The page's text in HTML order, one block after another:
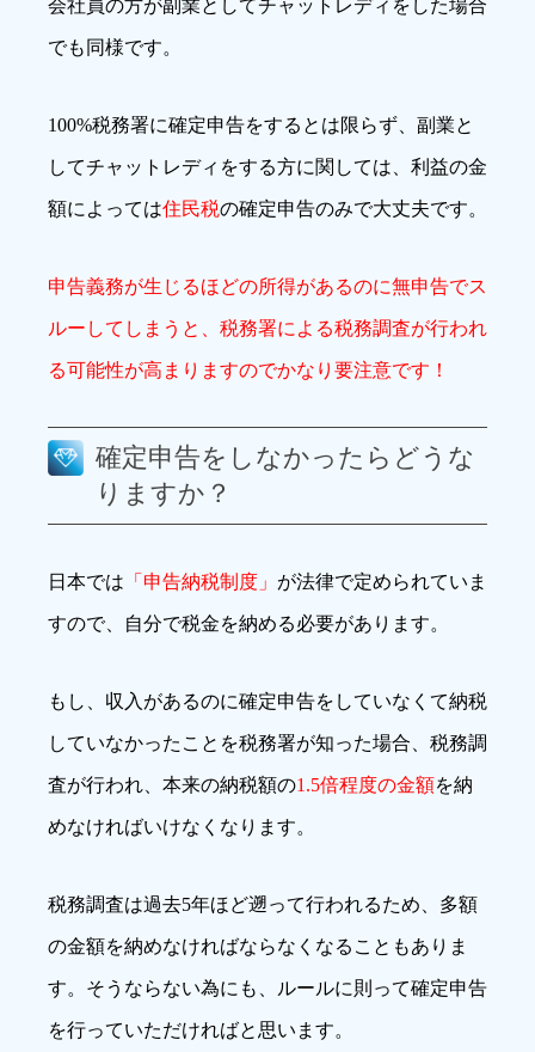
会社員の方が副業としてチャットレディをした場合
でも同様です。
100%税務署に確定申告をするとは限らず、副業と
してチャットレディをする方に関しては、利益の金
額によっては住民税の確定申告のみで大丈夫です。
申告義務が生じるほどの所得があるのに無申告でス
ルーしてしまうと、税務署による税務調査が行われ
る可能性が高まりますのでかなり要注意です！
確定申告をしなかったらどうな
りますか？
日本では 「申告納税制度」 が法律で定められていま
すので、自分で税金を納める必要があります。
もし、収入があるのに確定申告をしていなくて納税
していなかったことを税務署が知った場合、税務調
査が行われ、本来の納税額の1.5倍程度の金額を納
めなければいけなくなります。
税務調査は過去5年ほど遡って行われるため、多額
の金額を納めなければならなくなることもありま
す。そうならない為にも、ルールに則って確定申告
を行っていただければと思います。